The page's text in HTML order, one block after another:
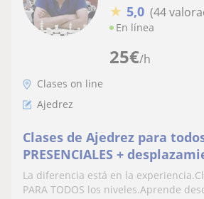
25€/h
★ 5,0 (44
En línea
Clases on line
Ajedrez
Clases de Ajedrez para
PRESENCIALES +
La diferencia está en la
PARA TODOS los niveles.Aprende